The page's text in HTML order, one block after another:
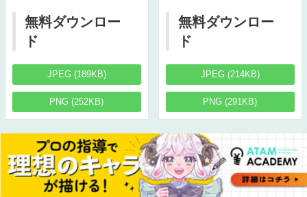
無料ダウンロー
ド
JPEG (189KB)
PNG (252KB)
無料ダウンロー
ド
JPEG (214KB)
PNG (291KB)